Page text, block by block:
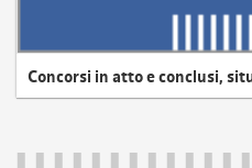
Concorsi in atto e conclusi,